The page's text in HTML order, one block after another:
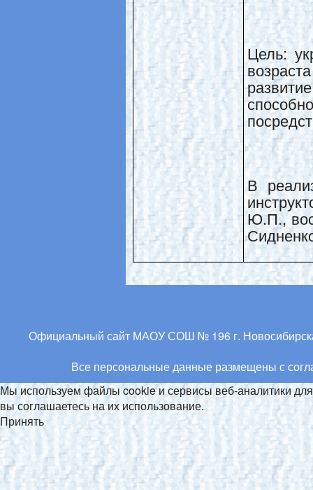
Цель:
В
Ю.П.,
Официальный сайт МАОУ СОШ № 196 г.
Все персональные данные размещены с
Мы используем файлы cookie и сервисы веб-аналитики
вы соглашаетесь на их использование.
Принять